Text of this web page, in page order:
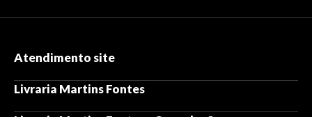
Atendimento site
Livraria Martins Fontes